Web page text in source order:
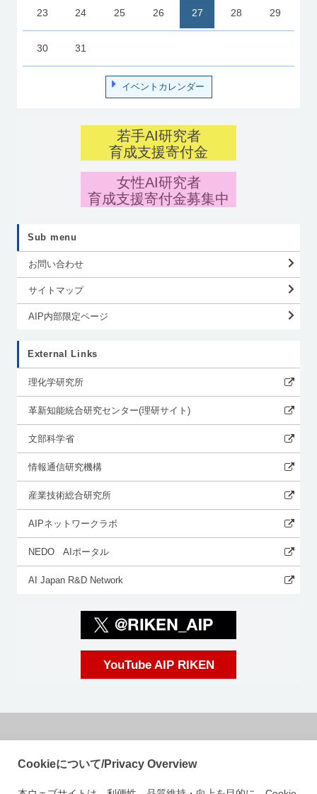
23 24 25 26 27 28 29
30 31
イベントカレンダー
若手AI研究者
育成支援寄付金
女性AI研究者
育成支援寄付金募集中
Sub menu
お問い合わせ
サイトマップ
AIP内部限定ページ
External Links
理化学研究所
革新知能統合研究センター(理研サイト)
文部科学省
情報通信研究機構
産業技術総合研究所
AIPネットワークラボ
NEDO AIポータル
AI Japan R&D Network
YouTube AIP RIKEN
国立研究開発法人理化学研究所
Cookieについて/Privacy Overview